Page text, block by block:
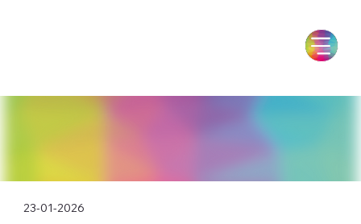
23-01-2026